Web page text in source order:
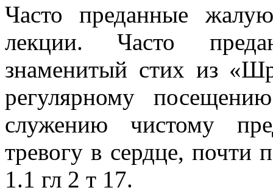
Часто преданные
лекции. Часто
знаменитый стих из
регулярному
служению чистому
тревогу в сердце, почти
1.1 гл 2 т 17.